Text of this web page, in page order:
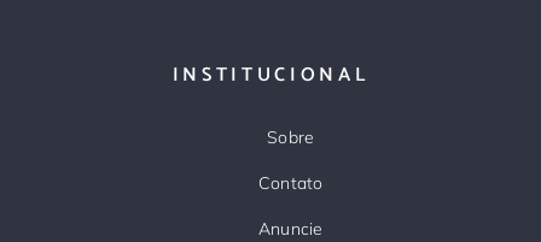
INSTITUCIONAL
Sobre
Contato
Anuncie